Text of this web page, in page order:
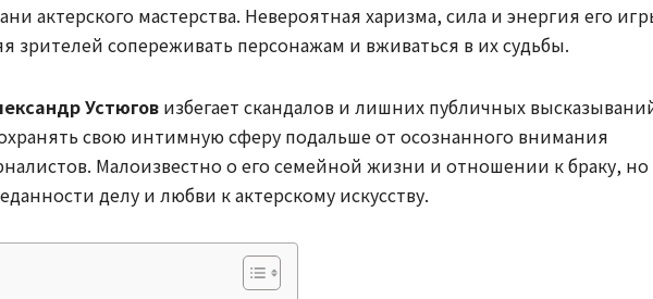
актерского мастерства. Невероятная харизма, сила и энергия его
зрителей сопереживать персонажам и вживаться в их судьбы.
Устюгов избегает скандалов и лишних публичных
свою интимную сферу подальше от осознанного внимания
Малоизвестно о его семейной жизни и отношении к браку, но
делу и любви к актерскому искусству.